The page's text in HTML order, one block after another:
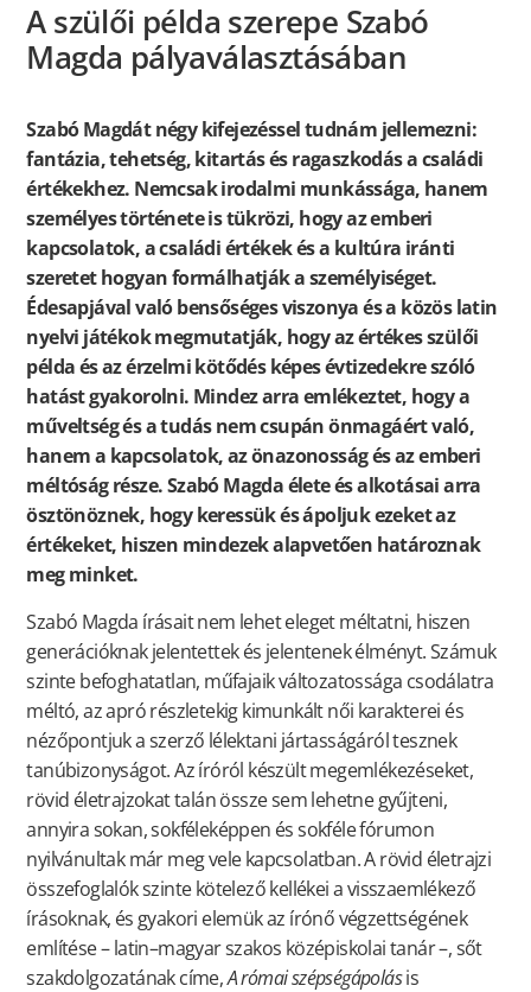
A szülői példa szerepe Szabó
Magda pályaválasztásában
Szabó Magdát négy kifejezéssel tudnám jellemezni:
fantázia, tehetség, kitartás és ragaszkodás a családi
értékekhez. Nemcsak irodalmi munkássága, hanem
személyes története is tükrözi, hogy az emberi
kapcsolatok, a családi értékek és a kultúra iránti
szeretet hogyan formálhatják a személyiséget.
Édesapjával való bensőséges viszonya és a közös latin
nyelvi játékok megmutatják, hogy az értékes szülői
példa és az érzelmi kötődés képes évtizedekre szóló
hatást gyakorolni. Mindez arra emlékeztet, hogy a
műveltség és a tudás nem csupán önmagáért való,
hanem a kapcsolatok, az önazonosság és az emberi
méltóság része. Szabó Magda élete és alkotásai arra
ösztönöznek, hogy keressük és ápoljuk ezeket az
értékeket, hiszen mindezek alapvetően határoznak
meg minket.
Szabó Magda írásait nem lehet eleget méltatni, hiszen
generációknak jelentettek és jelentenek élményt. Számuk
szinte befoghatatlan, műfajaik változatossága csodálatra
méltó, az apró részletekig kimunkált női karakterei és
nézőpontjuk a szerző lélektani jártasságáról tesznek
tanúbizonyságot. Az íróról készült megemlékezéseket,
rövid életrajzokat talán össze sem lehetne gyűjteni,
annyira sokan, sokféleképpen és sokféle fórumon
nyilvánultak már meg vele kapcsolatban. A rövid életrajzi
összefoglalók szinte kötelező kellékei a visszaemlékező
írásoknak, és gyakori elemük az írónő végzettségének
említése – latin–magyar szakos középiskolai tanár –, sőt
szakdolgozatának címe,A római szépségápolásis